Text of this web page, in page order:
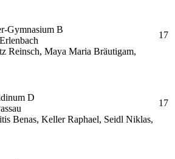
Gymnasium B
Reinsch, Maya Maria Bräutigam,
17
D
Benas, Keller Raphael, Seidl Niklas,
17